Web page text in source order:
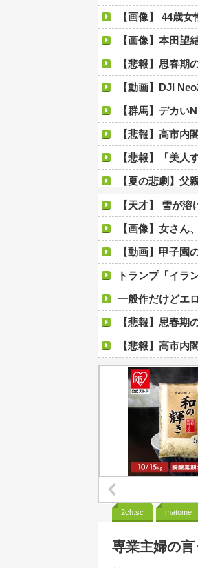
【画像】 44歳
【画像】本田望結
【悲報】思春期
【動画】DJI
【群馬】デカい
【悲報】高市
【悲報】「美人
【夏の悲劇】父親、
なんで日本人は
【愕然】個人経営の電気屋「割
【悲報】佐藤二朗さ
【悲報】最下位エン
【悲報】巨人高梨
【動画】広島遠
【愕然】念願の彼女
【画像】本田真
ライブ終わりの
『みんなの
【画像】影山優
【画像】新人恵
誤って脳幹を摘出さ
【悲報】太鼓の達人、
【天才】 雪が
【画像】女さん
【動画】甲子園
トランプ「イランが
一般作だけどエ
【悲報】思春期
【悲報】高市
2ch.sc matome
専業主婦の